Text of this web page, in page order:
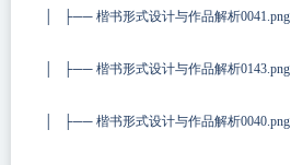
│ ├── 楷书形式设计与作品解析0041.png
│ ├── 楷书形式设计与作品解析0143.png
│ ├── 楷书形式设计与作品解析0040.png